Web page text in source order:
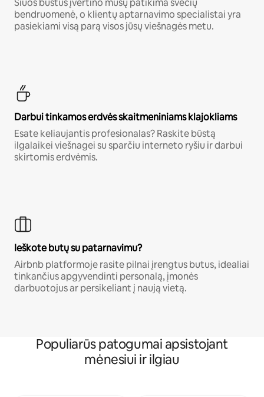
Šiuos būstus įvertino mūsų patikima svečių
bendruomenė, o klientų aptarnavimo specialistai yra
pasiekiami visą parą visos jūsų viešnagės metu.
Darbui tinkamos erdvės skaitmeniniams klajokliams
Esate keliaujantis profesionalas? Raskite būstą
ilgalaikei viešnagei su sparčiu interneto ryšiu ir darbui
skirtomis erdvėmis.
Ieškote butų su patarnavimu?
Airbnb platformoje rasite pilnai įrengtus butus, idealiai
tinkančius apgyvendinti personalą, įmonės
darbuotojus ar persikeliant į naują vietą.
Populiarūs patogumai apsistojant
mėnesiui ir ilgiau